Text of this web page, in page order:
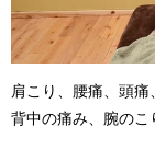
肩こり、腰痛、頭痛
背中の痛み、腕の